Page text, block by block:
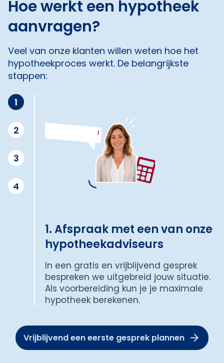
Hoe werkt een hypotheek
aanvragen?
Veel van onze klanten willen weten hoe het
hypotheekproces werkt. De belangrijkste
stappen:
1
2
3
4
1. Afspraak met een van onze
hypotheekadviseurs
In een gratis en vrijblijvend gesprek
bespreken we uitgebreid jouw situatie.
Als voorbereiding kun je je maximale
hypotheek berekenen.
Vrijblijvend een eerste gesprek plannen